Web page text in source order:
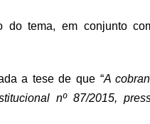
do tema, em conjunto
a tese de que “A
nº 87/2015,